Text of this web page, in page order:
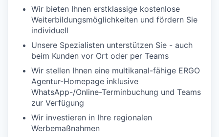
Wir bieten Ihnen erstklassige kostenlose
Weiterbildungsmöglichkeiten und fördern Sie
individuell
Unsere Spezialisten unterstützen Sie - auch
beim Kunden vor Ort oder per Teams
Wir stellen Ihnen eine multikanal-fähige ERGO
Agentur-Homepage inklusive
WhatsApp-/Online-Terminbuchung und Teams
zur Verfügung
Wir investieren in Ihre regionalen
Werbemaßnahmen